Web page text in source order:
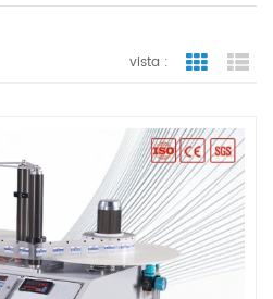
vista : vista a